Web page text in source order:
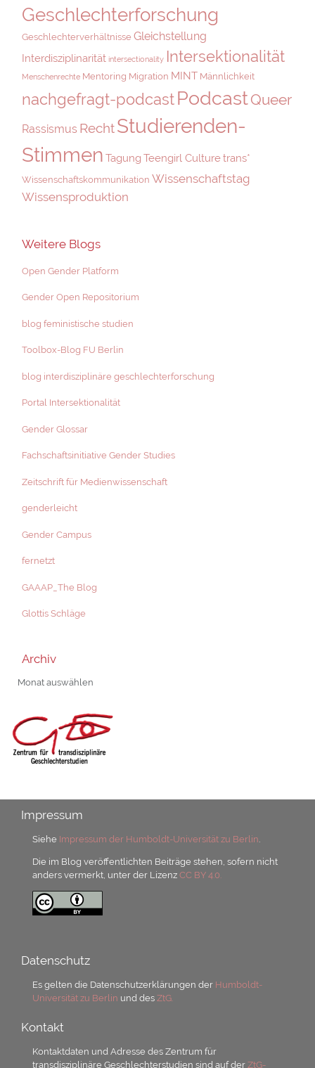
Geschlechterforschung
Geschlechterverhältnisse Gleichstellung
Interdisziplinarität intersectionality Intersektionalität
Menschenrechte Mentoring Migration MINT Männlichkeit
nachgefragt-podcastPodcastQueer
Rassismus RechtStudierenden-
Stimmen Tagung Teengirl Culturetrans*
Wissenschaftskommunikation Wissenschaftstag
Wissensproduktion
Weitere Blogs
Open Gender Platform
Gender Open Repositorium
blog feministische studien
Toolbox-Blog FU Berlin
blog interdisziplinäre geschlechterforschung
Portal Intersektionalität
Gender Glossar
Fachschaftsinitiative Gender Studies
Zeitschrift für Medienwissenschaft
genderleicht
Gender Campus
fernetzt
GAAAP_The Blog
Glottis Schläge
Archiv
Archiv
Impressum
Siehe Impressum der Humboldt-Universität zu Berlin
Die im Blog veröffentlichten Beiträge stehen, sofern nicht
anders vermerkt, unter der LizenzCC BY 4.0.
Datenschutz
Es gelten die Datenschutzerklärungen der Humboldt-
Universität zu Berlin und desZtG.
Kontakt
Kontaktdaten und Adresse des Zentrum für
transdisziplinäre Geschlechterstudien sind auf derZtG-